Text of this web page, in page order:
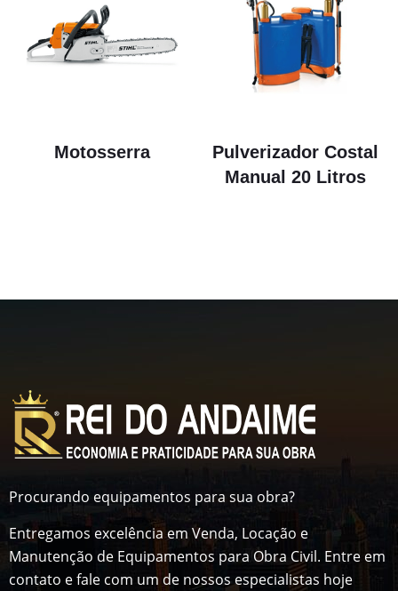
Motosserra
Pulverizador Costal
Manual 20 Litros
Procurando equipamentos para sua obra?
Entregamos excelência em Venda, Locação e
Manutenção de Equipamentos para Obra Civil. Entre em
contato e fale com um de nossos especialistas hoje